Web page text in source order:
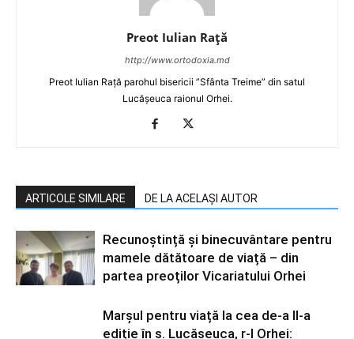
Preot Iulian Raţă
http://www.ortodoxia.md
Preot Iulian Rață parohul bisericii ”Sfânta Treime” din satul
Lucășeuca raionul Orhei.
ARTICOLE SIMILARE DE LA ACELAȘI AUTOR
Recunoștință și binecuvântare pentru
mamele dătătoare de viață – din
partea preoților Vicariatului Orhei
Marșul pentru viață la cea de-a II-a
ediție în s. Lucășeuca, r-l Orhei: